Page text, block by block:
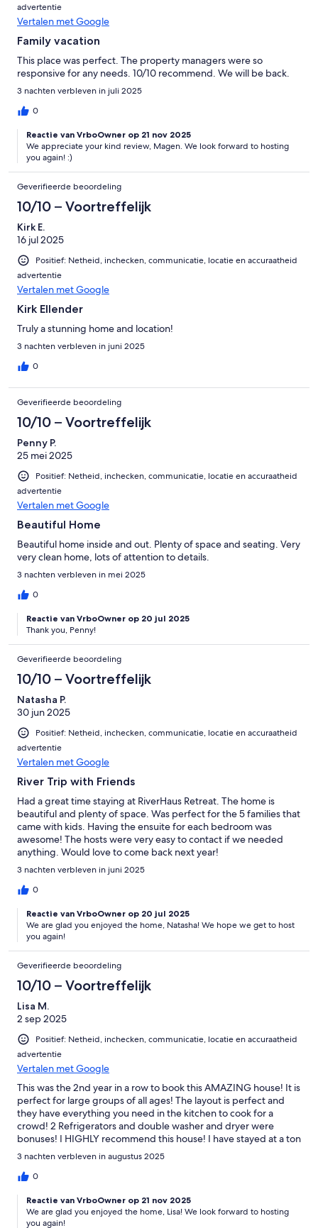
advertentie
Vertalen met Google
Family vacation
This place was perfect. The property managers were so
responsive for any needs. 10/10 recommend. We will be back.
3 nachten verbleven in juli 2025
0
Reactie van VrboOwner op 21 nov 2025
We appreciate your kind review, Magen. We look forward to hosting
you again! :)
Geverifieerde beoordeling
10/10 – Voortreffelijk
Kirk E.
16 jul 2025
Positief: Netheid, inchecken, communicatie, locatie en accuraatheid
advertentie
Vertalen met Google
Kirk Ellender
Truly a stunning home and location!
3 nachten verbleven in juni 2025
0
Geverifieerde beoordeling
10/10 – Voortreffelijk
Penny P.
25 mei 2025
Positief: Netheid, inchecken, communicatie, locatie en accuraatheid
advertentie
Vertalen met Google
Beautiful Home
Beautiful home inside and out. Plenty of space and seating. Very
very clean home, lots of attention to details.
3 nachten verbleven in mei 2025
0
Reactie van VrboOwner op 20 jul 2025
Thank you, Penny!
Geverifieerde beoordeling
10/10 – Voortreffelijk
Natasha P.
30 jun 2025
Positief: Netheid, inchecken, communicatie, locatie en accuraatheid
advertentie
Vertalen met Google
River Trip with Friends
Had a great time staying at RiverHaus Retreat. The home is
beautiful and plenty of space. Was perfect for the 5 families that
came with kids. Having the ensuite for each bedroom was
awesome! The hosts were very easy to contact if we needed
anything. Would love to come back next year!
3 nachten verbleven in juni 2025
0
Reactie van VrboOwner op 20 jul 2025
We are glad you enjoyed the home, Natasha! We hope we get to host
you again!
Geverifieerde beoordeling
10/10 – Voortreffelijk
Lisa M.
2 sep 2025
Positief: Netheid, inchecken, communicatie, locatie en accuraatheid
advertentie
Vertalen met Google
This was the 2nd year in a row to book this AMAZING house! It is
perfect for large groups of all ages! The layout is perfect and
they have everything you need in the kitchen to cook for a
crowd! 2 Refrigerators and double washer and dryer were
bonuses! I HIGHLY recommend this house! I have stayed at a ton
of houses over the years and this is, hands down, THE BEST
3 nachten verbleven in augustus 2025
0
Reactie van VrboOwner op 21 nov 2025
We are glad you enjoyed the home, Lisa! We look forward to hosting
you again!